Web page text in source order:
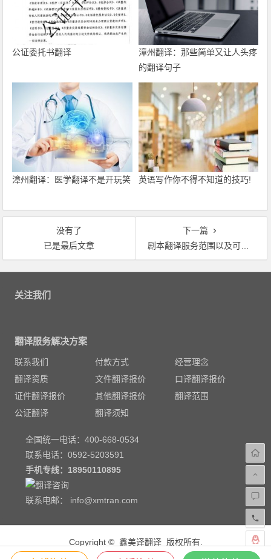
公证委托书翻译
漳州翻译：那些简单又让人头疼
的翻译句子
漳州翻译：医学翻译不是开玩笑 英语写作你不得不知道的技巧!
没有了
已是最后文章
下一篇
剧本翻译服务范围以及可翻译语种有哪些
文章导航
关注我们
翻译服务解决方案
联系我们 付款方式
经营理念
翻译资质
文件翻译报价
口译翻译报价
证件翻译报价
其他翻译报价
翻译范围
公证翻译
翻译须知
全国统一电话：400-668-0534
联系电话：0592-5203591
手机专线： 18950110895
联系电邮： info@xmtran.com
Copyright © 鑫美译翻译 版权所有.